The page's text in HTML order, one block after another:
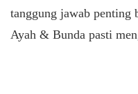
tanggung jawab penting
Ayah & Bunda pasti